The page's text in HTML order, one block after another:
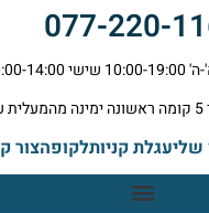
077-220-
14:00
שליעגלת קניותלקופהצור